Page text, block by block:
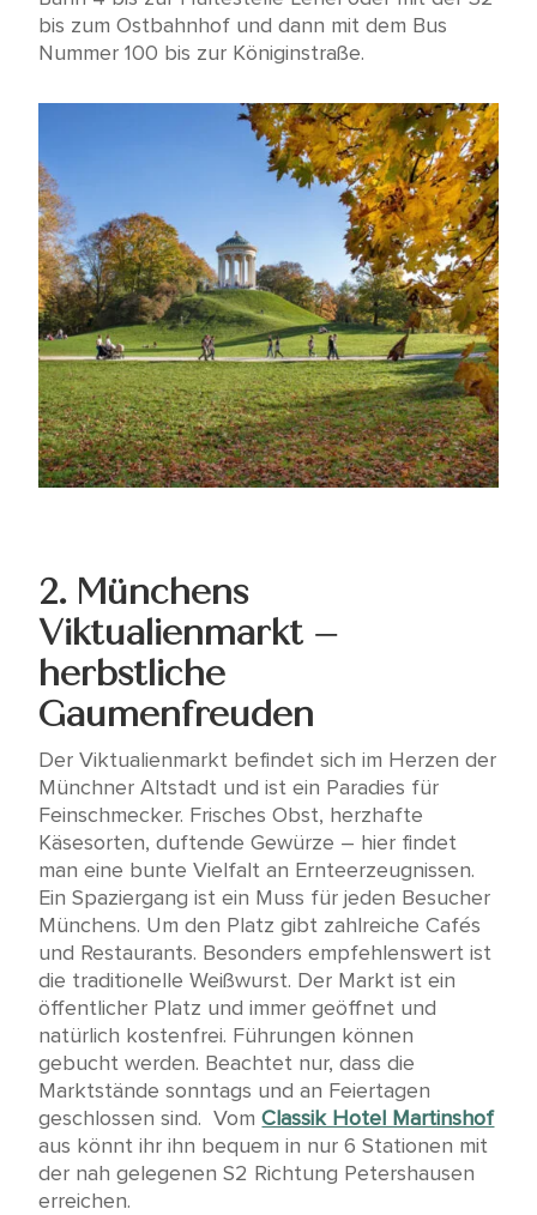
bis zum Ostbahnhof und dann mit dem Bus
Nummer 100 bis zur Königinstraße.
2. Münchens
Viktualienmarkt –
herbstliche
Gaumenfreuden
Der Viktualienmarkt befindet sich im Herzen der
Münchner Altstadt und ist ein Paradies für
Feinschmecker. Frisches Obst, herzhafte
Käsesorten, duftende Gewürze – hier findet
man eine bunte Vielfalt an Ernteerzeugnissen.
Ein Spaziergang ist ein Muss für jeden Besucher
Münchens. Um den Platz gibt zahlreiche Cafés
und Restaurants. Besonders empfehlenswert ist
die traditionelle Weißwurst. Der Markt ist ein
öffentlicher Platz und immer geöffnet und
natürlich kostenfrei. Führungen können
gebucht werden. Beachtet nur, dass die
Marktstände sonntags und an Feiertagen
geschlossen sind. VomClassik Hotel Martinshof
aus könnt ihr ihn bequem in nur 6 Stationen mit
der nah gelegenen S2 Richtung Petershausen
erreichen.